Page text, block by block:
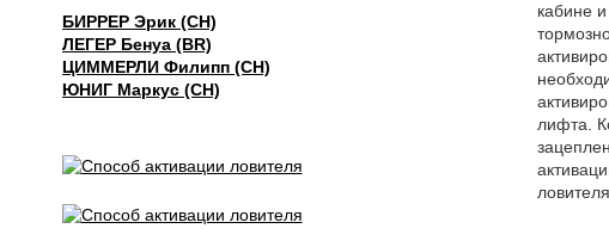
БИРРЕР Эрик (CH)
ЛЕГЕР Бенуа (BR)
ЦИММЕРЛИ Филипп (CH)
ЮНИГ Маркус (CH)
кабине
лифта.